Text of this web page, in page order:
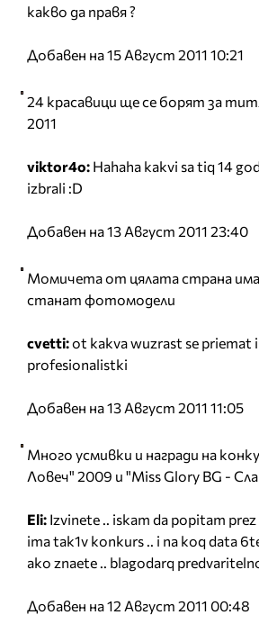
какво да правя ?
Добавен на 15 Август 2011 10:21
24 красавици ще се борят за
2011
viktor4o: Hahaha kakvi sa tiq 14
izbrali :D
Добавен на 13 Август 2011 23:40
Момичета от цялата страна
станат фотомодели
cvetti:ot kakva wuzrast se priemat
profesionalistki
Добавен на 13 Август 2011 11:05
Много усмивки и награди на
Ловеч" 2009 и "Miss Glory BG -
Eli: Izvinete .. iskam da popitam
ima tak1v konkurs .. i na koq data
ako znaete .. blagodarq
Добавен на 12 Август 2011 00:48